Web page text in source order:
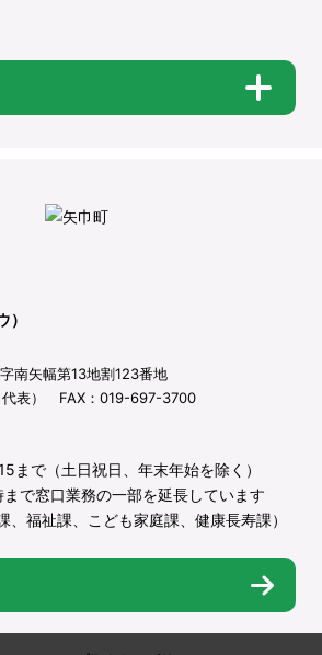
南矢幅第13地割123番地
代表） FAX：019-697-3700
まで（土日祝日、年末年始を除く）
で窓口業務の一部を延長しています
、福祉課、こども家庭課、健康長寿課）